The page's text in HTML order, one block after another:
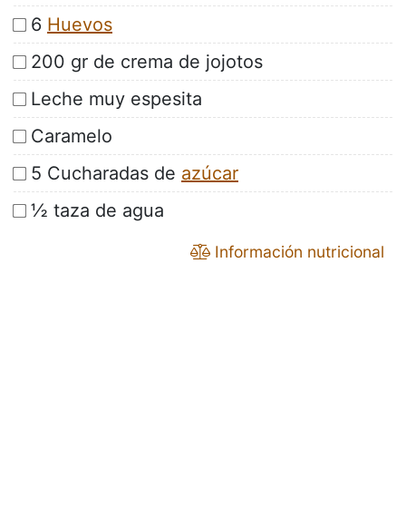
6 Huevos
200 gr de crema de jojotos
Leche muy espesita
Caramelo
5 Cucharadas de azúcar
½ taza de agua
Información nutricional